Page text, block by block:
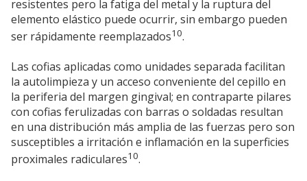
resistentes pero la fatiga del metal y la ruptura del
elemento elástico puede ocurrir, sin embargo pueden
ser rápidamente reemplazados10.
Las cofias aplicadas como unidades separada facilitan
la autolimpieza y un acceso conveniente del cepillo en
la periferia del margen gingival; en contraparte pilares
con cofias ferulizadas con barras o soldadas resultan
en una distribución más amplia de las fuerzas pero son
susceptibles a irritación e inflamación en la superficies
proximales radiculares10.